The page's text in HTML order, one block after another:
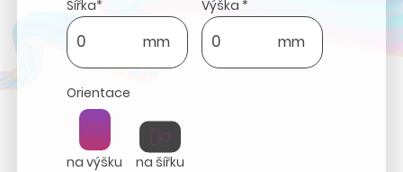
Šířka*
mm
Výška *
mm
Orientace
na výšku
na šířku